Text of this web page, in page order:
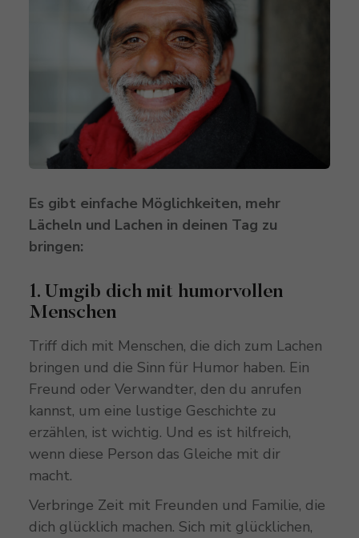
Es gibt einfache Möglichkeiten, mehr
Lächeln und Lachen in deinen Tag zu
bringen:
1. Umgib dich mit humorvollen
Menschen
Triff dich mit Menschen, die dich zum Lachen
bringen und die Sinn für Humor haben. Ein
Freund oder Verwandter, den du anrufen
kannst, um eine lustige Geschichte zu
erzählen, ist wichtig. Und es ist hilfreich,
wenn diese Person das Gleiche mit dir
macht.
Verbringe Zeit mit Freunden und Familie, die
dich glücklich machen. Sich mit glücklichen,